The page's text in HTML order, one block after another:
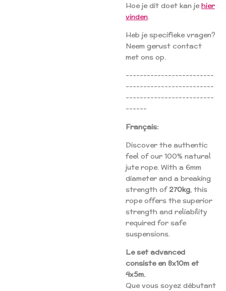
Hoe je dit doet kan jehier
vinden.
Heb je specifieke vragen?
Neem gerust contact
met ons op.
-------------------------
-------------------------
-------------------------
------
Français:
Discover the authentic
feel of our 100% natural
jute rope. With a 6mm
diameter and a breaking
strength of 270kg, this
rope offers the superior
strength and reliability
required for safe
suspensions.
Le set advanced
consiste en 8x10m et
4x5m.
Que vous soyez débutant